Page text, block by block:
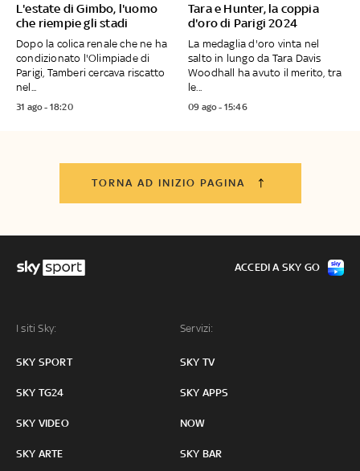
L'estate di Gimbo, l'uomo
che riempie gli stadi
Dopo la colica renale che ne ha
condizionato l'Olimpiade di
Parigi, Tamberi cercava riscatto
nel...
31 ago - 18:20
Tara e Hunter, la coppia
d'oro di Parigi 2024
La medaglia d'oro vinta nel
salto in lungo da Tara Davis
Woodhall ha avuto il merito, tra
le...
09 ago - 15:46
TORNA AD INIZIO PAGINA
I siti Sky:
SKY SPORT
SKY TG24
SKY VIDEO
SKY ARTE
Servizi:
SKY TV
SKY APPS
NOW
SKY BAR
ACCEDI A SKY GO